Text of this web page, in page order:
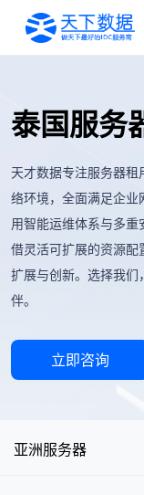
泰国服务
天才数据专注服务器
络环境，全面满足企业
用智能运维体系与多
借灵活可扩展的资源
扩展与创新。选择我
伴。
立即咨询
亚洲服务器